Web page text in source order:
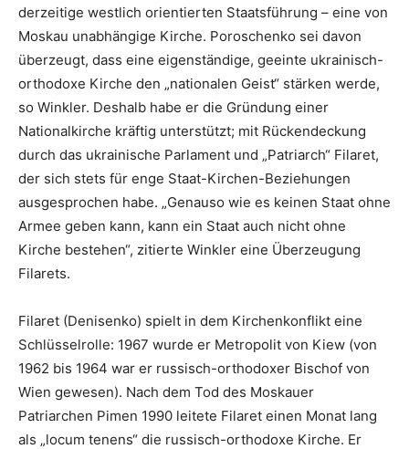
derzeitige westlich orientierten Staatsführung – eine von
Moskau unabhängige Kirche. Poroschenko sei davon
überzeugt, dass eine eigenständige, geeinte ukrainisch-
orthodoxe Kirche den „nationalen Geist“ stärken werde,
so Winkler. Deshalb habe er die Gründung einer
Nationalkirche kräftig unterstützt; mit Rückendeckung
durch das ukrainische Parlament und „Patriarch“ Filaret,
der sich stets für enge Staat-Kirchen-Beziehungen
ausgesprochen habe. „Genauso wie es keinen Staat ohne
Armee geben kann, kann ein Staat auch nicht ohne
Kirche bestehen“, zitierte Winkler eine Überzeugung
Filarets.
Filaret (Denisenko) spielt in dem Kirchenkonflikt eine
Schlüsselrolle: 1967 wurde er Metropolit von Kiew (von
1962 bis 1964 war er russisch-orthodoxer Bischof von
Wien gewesen). Nach dem Tod des Moskauer
Patriarchen Pimen 1990 leitete Filaret einen Monat lang
als „locum tenens“ die russisch-orthodoxe Kirche. Er